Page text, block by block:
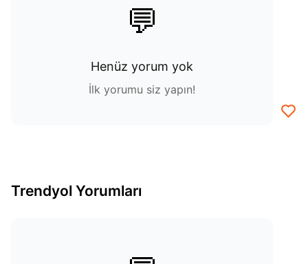
💬
Henüz yorum yok
İlk yorumu siz yapın!
Trendyol Yorumları